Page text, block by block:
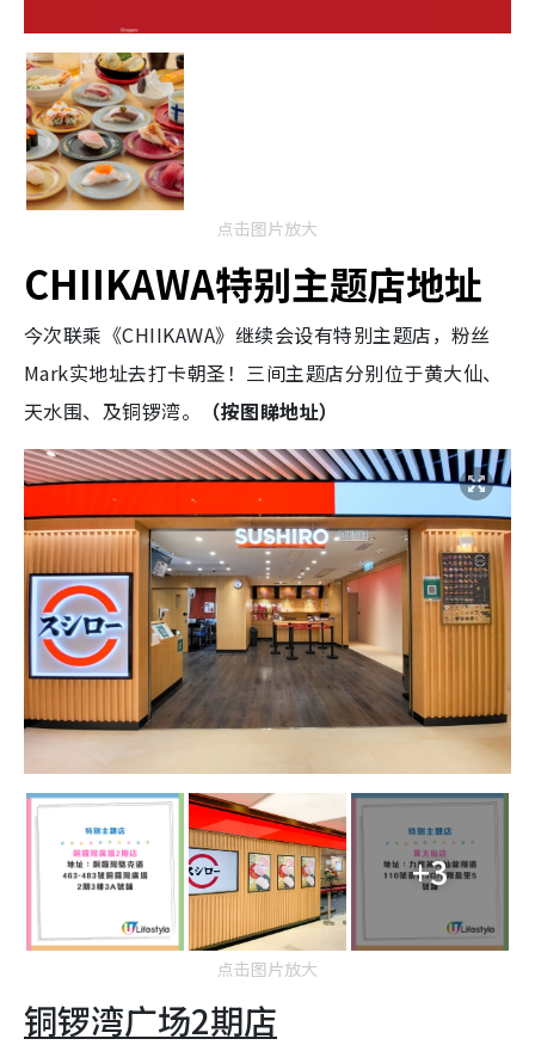
点击图片放大
CHIIKAWA特别主题店地址
今次联乘《CHIIKAWA》继续会设有特别主题店，粉丝
Mark实地址去打卡朝圣！三间主题店分别位于黄大仙、
天水围、及铜锣湾。
（按图睇地址）
+3
点击图片放大
铜锣湾广场2期店